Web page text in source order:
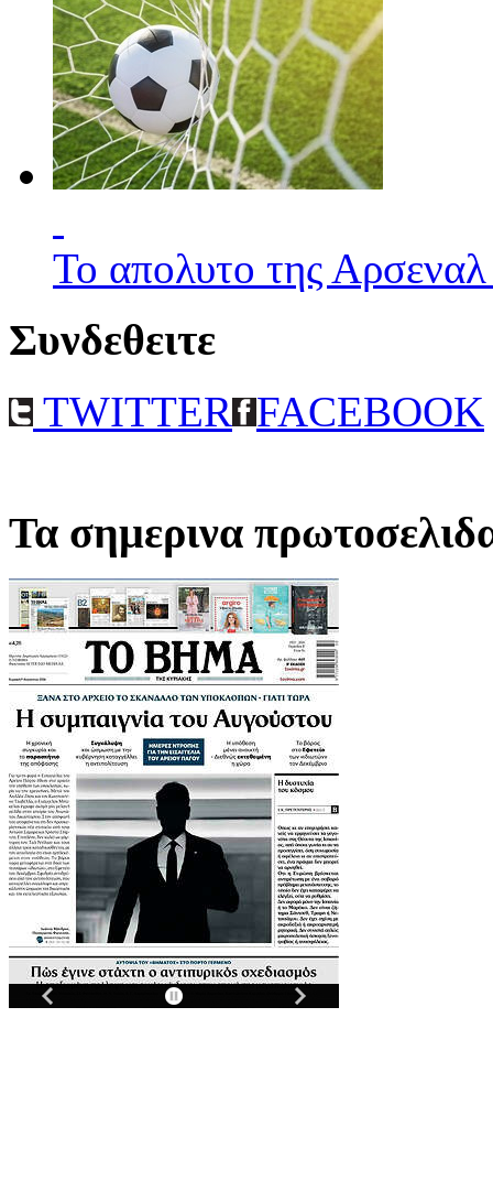
Το απολυτο της
Συνδεθειτε
TWITTER FACEBOOK
Τα σημερινα